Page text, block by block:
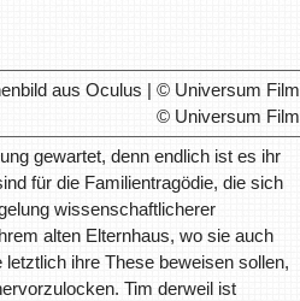
© Universum Film
gewartet, denn endlich ist es ihr
für die Familientragödie, die sich
wissenschaftlicherer
alten Elternhaus, wo sie auch
ihre These beweisen sollen,
Tim derweil ist